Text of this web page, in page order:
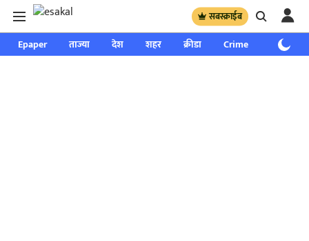
सबस्क्राईब
Epaper ताज्या देश शहर क्रीडा Crime साप्ताहिक